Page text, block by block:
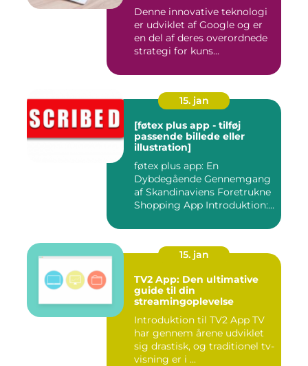
om de ting, de ser, ved blot
at bruge kameraet på
deres smartphone
Denne innovative teknologi
er udviklet af Google og er
en del af deres overordnede
strategi for kuns...
15. jan
[føtex plus app - tilføj
passende billede eller
illustration]
føtex plus app: En
Dybdegående Gennemgang
af Skandinaviens Foretrukne
Shopping App Introduktion:
15. jan
TV2 App: Den ultimative
guide til din
streamingoplevelse
Introduktion til TV2 App TV
har gennem årene udviklet
sig drastisk, og traditionel tv-
visning er i ...